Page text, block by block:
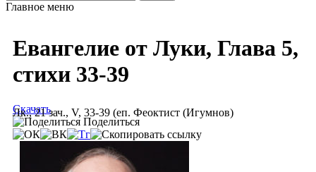
Главное меню
Евангелие от Луки, Глава 5,
стихи 33-39
Лк., 21 зач., V, 33-39 (еп. Феоктист (Игумнов)
Скачать
Поделиться